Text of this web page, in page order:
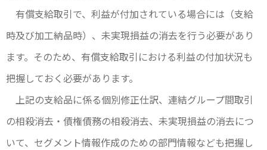
有償支給取引で、利益が付加されている場合には（支給
時及び加工納品時）、未実現損益の消去を行う必要があり
ます。そのため、有償支給取引における利益の付加状況も
把握しておく必要があります。
上記の支給品に係る個別修正仕訳、連結グループ間取引
の相殺消去・債権債務の相殺消去、未実現損益の消去につ
いて、セグメント情報作成のための部門情報なども把握し